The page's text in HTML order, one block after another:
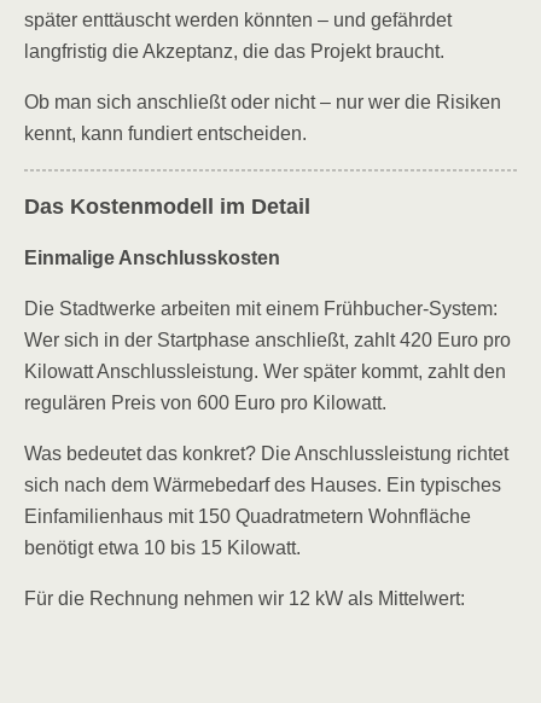
später enttäuscht werden könnten – und gefährdet
langfristig die Akzeptanz, die das Projekt braucht.
Ob man sich anschließt oder nicht – nur wer die Risiken
kennt, kann fundiert entscheiden.
Das Kostenmodell im Detail
Einmalige Anschlusskosten
Die Stadtwerke arbeiten mit einem Frühbucher-System:
Wer sich in der Startphase anschließt, zahlt 420 Euro pro
Kilowatt Anschlussleistung. Wer später kommt, zahlt den
regulären Preis von 600 Euro pro Kilowatt.
Was bedeutet das konkret? Die Anschlussleistung richtet
sich nach dem Wärmebedarf des Hauses. Ein typisches
Einfamilienhaus mit 150 Quadratmetern Wohnfläche
benötigt etwa 10 bis 15 Kilowatt.
Für die Rechnung nehmen wir 12 kW als Mittelwert: